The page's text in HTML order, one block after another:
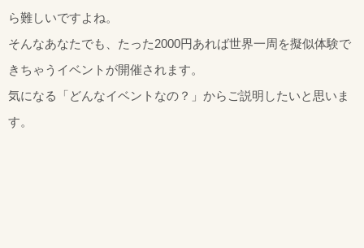
ら難しいですよね。
そんなあなたでも、たった2000円あれば世界一周を擬似体験で
きちゃうイベントが開催されます。
気になる「どんなイベントなの？」からご説明したいと思いま
す。